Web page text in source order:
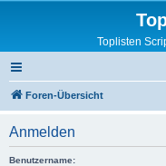
Toplisten
Foren-Übersicht
Anmelden
Benutzername: